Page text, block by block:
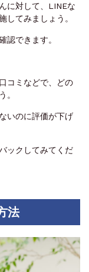
に対して、LINEな
してみましょう。
認できます。
コミなどで、どの
。
いのに評価が下げ
ックしてみてくだ
法